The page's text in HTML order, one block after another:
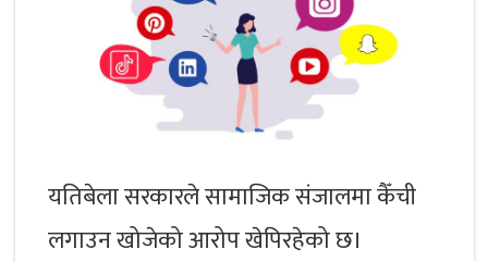
यतिबेला सरकारले सामाजिक संजालमा कैँची
लगाउन खोजेको आरोप खेपिरहेको छ।